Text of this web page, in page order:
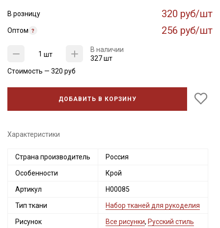
В розницу 320 руб/шт
Оптом 256 руб/шт
шт
В наличии
327 шт
Стоимость — 320 руб
ДОБАВИТЬ В КОРЗИНУ
Характеристики
Страна производитель Россия
Особенности Крой
Артикул Н00085
Тип ткани Набор тканей для рукоделия
Рисунок Все рисунки, Русский стиль